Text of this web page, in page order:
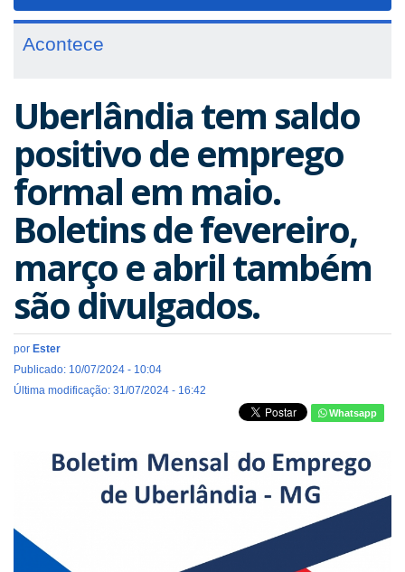
Acontece
Uberlândia tem saldo
positivo de emprego
formal em maio.
Boletins de fevereiro,
março e abril também
são divulgados.
por Ester
Publicado: 10/07/2024 - 10:04
Última modificação: 31/07/2024 - 16:42
Whatsapp